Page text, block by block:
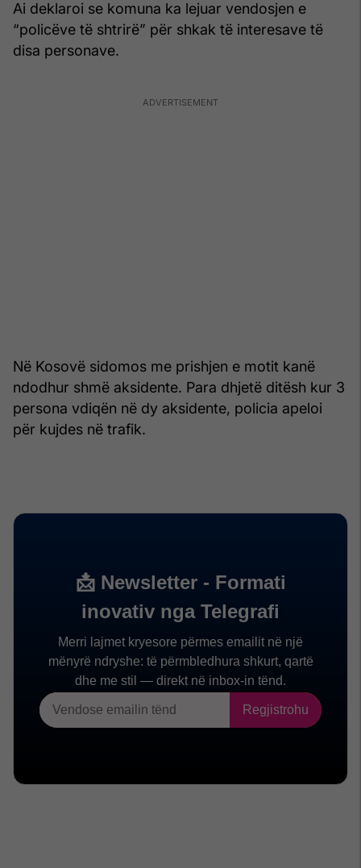
Ai deklaroi se komuna ka lejuar vendosjen e
“policëve të shtrirë” për shkak të interesave të
disa personave.
Në Kosovë sidomos me prishjen e motit kanë
ndodhur shmë aksidente. Para dhjetë ditësh kur 3
persona vdiqën në dy aksidente, policia apeloi
për kujdes në trafik.